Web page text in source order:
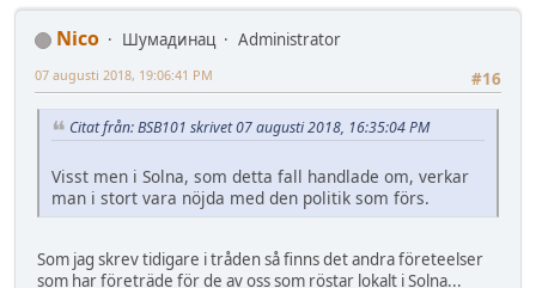
Nico Шумадинац
Administrator
#16
07 augusti 2018, 19:06:41 PM
Citat från: BSB101 skrivet 07 augusti 2018, 16:35:04 PM
Visst men i Solna, som detta fall handlade om, verkar
man i stort vara nöjda med den politik som förs.
Som jag skrev tidigare i tråden så finns det andra företeelser
som har företräde för de av oss som röstar lokalt i Solna...